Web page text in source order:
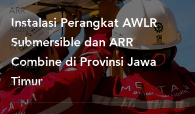
ARR
AQMS
WQMS
Instalasi
Air Tanah
AWLR
Instalasi Perangkat AWLR
Submersible dan ARR
Combine di Provinsi Jawa
Timur